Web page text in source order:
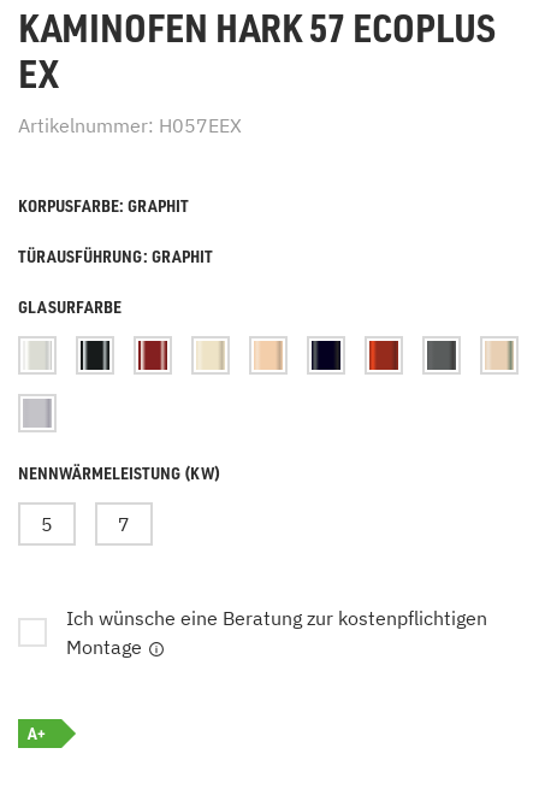
KAMINOFEN HARK 57 ECOPLUS
EX
Artikelnummer: H057EEX
KORPUSFARBE: GRAPHIT
TÜRAUSFÜHRUNG: GRAPHIT
GLASURFARBE
NENNWÄRMELEISTUNG (KW)
5 7
Ich wünsche eine Beratung zur kostenpflichtigen
Montage
A+